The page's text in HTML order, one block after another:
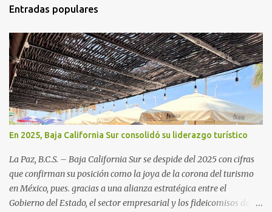
Entradas populares
En 2025, Baja California Sur consolidó su liderazgo turístico
La Paz, B.C.S. – Baja California Sur se despide del 2025 con cifras
que confirman su posición como la joya de la corona del turismo
en México, pues. gracias a una alianza estratégica entre el
Gobierno del Estado, el sector empresarial y los fideicomisos de